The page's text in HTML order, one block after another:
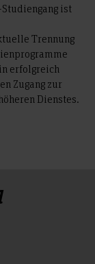
ist
Trennung
erfolgreich
Zugang zur
Dienstes.